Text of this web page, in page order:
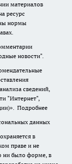
материалов
ресурс
нормы
новости".
сведений,
"Интернет",
Подробнее
данных
в
праве и не
ни было форме, в